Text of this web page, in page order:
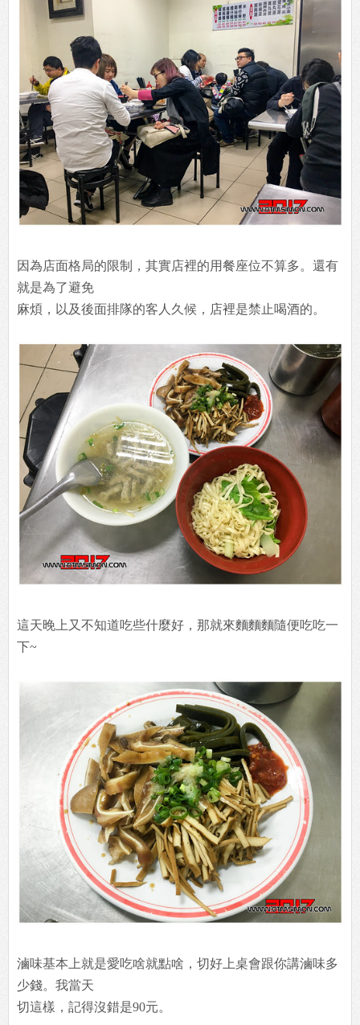
因為店面格局的限制，其實店裡的用餐座位不算多。還有
就是為了避免
麻煩，以及後面排隊的客人久候，店裡是禁止喝酒的。
這天晚上又不知道吃些什麼好，那就來麵麵麵隨便吃吃一
下~
滷味基本上就是愛吃啥就點啥，切好上桌會跟你講滷味多
少錢。我當天
切這樣，記得沒錯是90元。